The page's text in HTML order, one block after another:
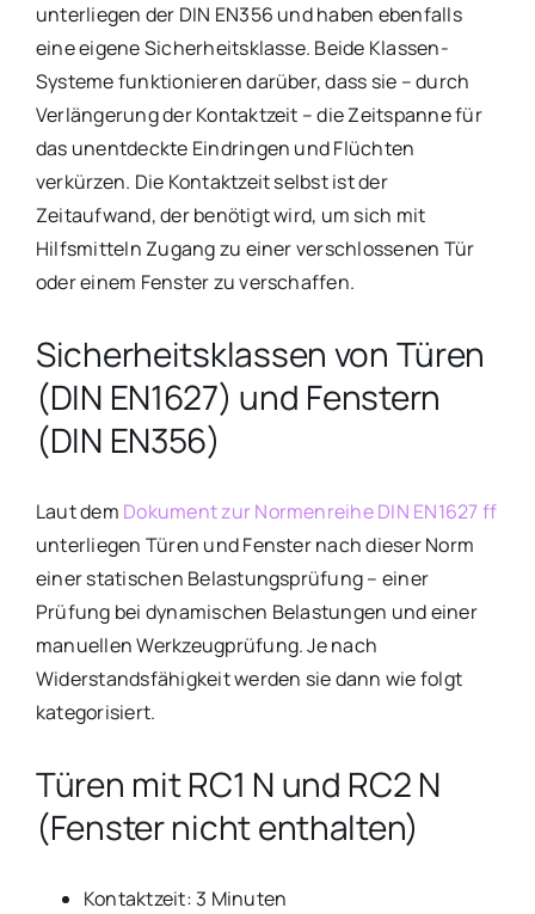
unterliegen der DIN EN356 und haben ebenfalls
eine eigene Sicherheitsklasse. Beide Klassen-
Systeme funktionieren darüber, dass sie – durch
Verlängerung der Kontaktzeit – die Zeitspanne für
das unentdeckte Eindringen und Flüchten
verkürzen. Die Kontaktzeit selbst ist der
Zeitaufwand, der benötigt wird, um sich mit
Hilfsmitteln Zugang zu einer verschlossenen Tür
oder einem Fenster zu verschaffen.
Sicherheitsklassen von Türen
(DIN EN1627) und Fenstern
(DIN EN356)
Laut dem Dokument zur Normenreihe DIN EN1627 ff
unterliegen Türen und Fenster nach dieser Norm
einer statischen Belastungsprüfung – einer
Prüfung bei dynamischen Belastungen und einer
manuellen Werkzeugprüfung. Je nach
Widerstandsfähigkeit werden sie dann wie folgt
kategorisiert.
Türen mit RC1 N und RC2 N
(Fenster nicht enthalten)
Kontaktzeit: 3 Minuten